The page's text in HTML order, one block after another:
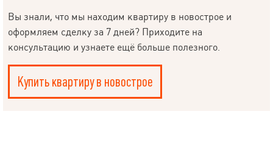
Вы знали, что мы находим квартиру в новострое и
оформляем сделку за 7 дней? Приходите на
консультацию и узнаете ещё больше полезного.
Купить квартиру в новострое